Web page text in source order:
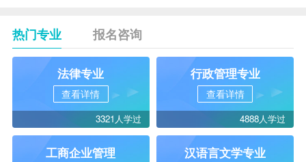
热门专业 报名咨询
法律专业
查看详情
3321人学过
行政管理专业
查看详情
4888人学过
工商企业管理 汉语言文学专业